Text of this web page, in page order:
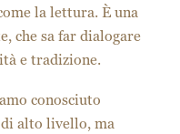
la lettura. È una
che sa far dialogare
e tradizione.
conosciuto
alto livello, ma